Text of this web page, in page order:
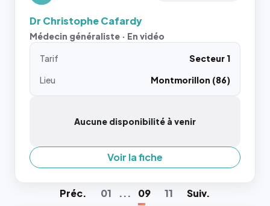
Dr Christophe Cafardy
Médecin généraliste · En vidéo
Tarif
Secteur 1
Lieu
Montmorillon (86)
Aucune disponibilité à venir
Voir la fiche
Préc. 01 ... 09 11 Suiv.